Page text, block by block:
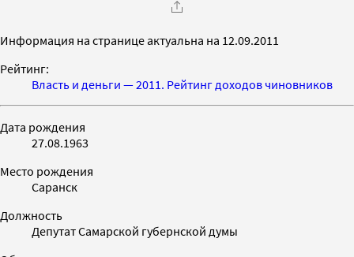
Информация на странице актуальна на 12.09.2011
Рейтинг:
Власть и деньги — 2011. Рейтинг доходов чиновников
Дата рождения
27.08.1963
Место рождения
Саранск
Должность
Депутат Самарской губернской думы